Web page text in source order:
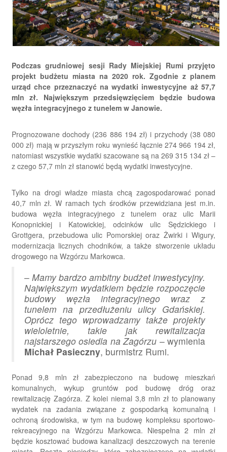
Podczas grudniowej sesji Rady Miejskiej Rumi przyjęto
projekt budżetu miasta na 2020 rok. Zgodnie z planem
urząd chce przeznaczyć na wydatki inwestycyjne aż 57,7
mln zł. Największym przedsięwzięciem będzie budowa
węzła integracyjnego z tunelem w Janowie.
Prognozowane dochody (236 886 194 zł) i przychody (38 080
000 zł) mają w przyszłym roku wynieść łącznie 274 966 194 zł,
natomiast wszystkie wydatki szacowane są na 269 315 134 zł –
z czego 57,7 mln zł stanowić będą wydatki inwestycyjne.
Tylko na drogi władze miasta chcą zagospodarować ponad
40,7 mln zł. W ramach tych środków przewidziana jest m.in.
budowa węzła integracyjnego z tunelem oraz ulic Marii
Konopnickiej i Katowickiej, odcinków ulic Sędzickiego i
Grottgera, przebudowa ulic Pomorskiej oraz Żwirki i Wigury,
modernizacja licznych chodników, a także stworzenie układu
drogowego na Wzgórzu Markowca.
– Mamy bardzo ambitny budżet inwestycyjny.
Największym wydatkiem będzie rozpoczęcie
budowy węzła integracyjnego wraz z
tunelem na przedłużeniu ulicy Gdańskiej.
Oprócz tego wprowadzamy także projekty
wieloletnie, takie jak rewitalizacja
najstarszego osiedla na Zagórzu – wymienia
Michał Pasieczny, burmistrz Rumi.
Ponad 9,8 mln zł zabezpieczono na budowę mieszkań
komunalnych, wykup gruntów pod budowę dróg oraz
rewitalizację Zagórza. Z kolei niemal 3,8 mln zł to planowany
wydatek na zadania związane z gospodarką komunalną i
ochroną środowiska, w tym na budowę kompleksu sportowo-
rekreacyjnego na Wzgórzu Markowca. Niespełna 2 mln zł
będzie kosztować budowa kanalizacji deszczowych na terenie